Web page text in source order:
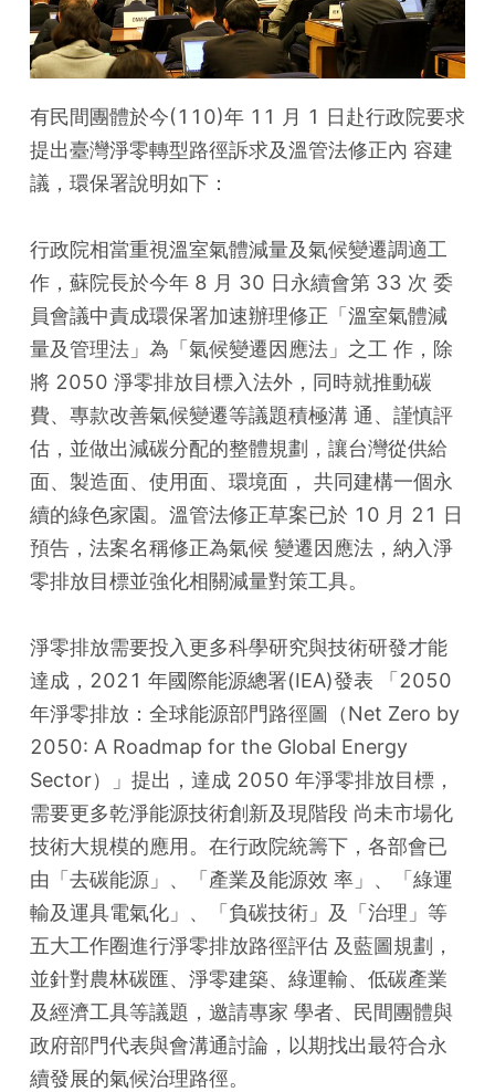
有民間團體於今(110)年 11 月 1 日赴行政院要求
提出臺灣淨零轉型路徑訴求及溫管法修正內 容建
議，環保署說明如下：
行政院相當重視溫室氣體減量及氣候變遷調適工
作，蘇院長於今年 8 月 30 日永續會第 33 次 委
員會議中責成環保署加速辦理修正「溫室氣體減
量及管理法」為「氣候變遷因應法」之工 作，除
將 2050 淨零排放目標入法外，同時就推動碳
費、專款改善氣候變遷等議題積極溝 通、謹慎評
估，並做出減碳分配的整體規劃，讓台灣從供給
面、製造面、使用面、環境面， 共同建構一個永
續的綠色家園。溫管法修正草案已於 10 月 21 日
預告，法案名稱修正為氣候 變遷因應法，納入淨
零排放目標並強化相關減量對策工具。
淨零排放需要投入更多科學研究與技術研發才能
達成，2021 年國際能源總署(IEA)發表 「2050
年淨零排放：全球能源部門路徑圖（Net Zero by
2050: A Roadmap for the Global Energy
Sector）」提出，達成 2050 年淨零排放目標，
需要更多乾淨能源技術創新及現階段 尚未市場化
技術大規模的應用。在行政院統籌下，各部會已
由「去碳能源」、「產業及能源效 率」、「綠運
輸及運具電氣化」、「負碳技術」及「治理」等
五大工作圈進行淨零排放路徑評估 及藍圖規劃，
並針對農林碳匯、淨零建築、綠運輸、低碳產業
及經濟工具等議題，邀請專家 學者、民間團體與
政府部門代表與會溝通討論，以期找出最符合永
續發展的氣候治理路徑。